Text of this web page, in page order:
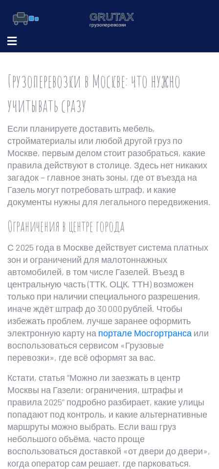
Грузоперевозки в Москве: что нужно
учитывать сразу
Если планируете доставить мебель,
стройматериалы или любой другой груз по
Москве, первым делом стоит разобраться, какие
правила действуют в столице. Здесь нет никаких
загадок – главное знать зоны, где от въезда на
Газель могут потребовать штраф, и какие
документы нужны для легального передвижения.
Ограничения в центре города
С 2025 года в Москве действует система платных
зон и ограничений для малотоннажных
автомобилей, в том числе Газелей. Въезд в
центральную часть (ТТК, ОЦК, ТТН) возможен
только при наличии специального разрешения,
иначе ждёт штраф до 30 000 рублей. Чтобы
избежать проблем, лучше заранее оформить
электронную карту на портале Мосгортранса или
воспользоваться сервисом «Грузовые
перевозки», где всё оформят за вас.
Кстати, статья “Можно ли заезжать в центр
Москвы на Газели: ограничения, штрафы и
правила 2025” подробно разбирает, какие улицы
попадают под контроль, и какие альтернативные
маршруты можно выбрать. Если ваш груз
небольшого объёма, часто проще
воспользоваться доставкой «от двери до двери»,
когда оператор сам решает, где парковаться.